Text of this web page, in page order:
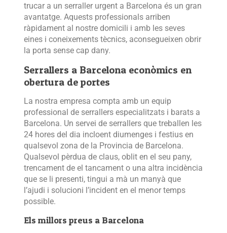
trucar a un serraller urgent a Barcelona és un gran
avantatge. Aquests professionals arriben
ràpidament al nostre domicili i amb les seves
eines i coneixements tècnics, aconsegueixen obrir
la porta sense cap dany.
Serrallers a Barcelona econòmics en
obertura de portes
La nostra empresa compta amb un equip
professional de serrallers especialitzats i barats a
Barcelona. Un servei de serrallers que treballen les
24 hores del dia incloent diumenges i festius en
qualsevol zona de la Provincia de Barcelona.
Qualsevol pèrdua de claus, oblit en el seu pany,
trencament de el tancament o una altra incidència
que se li presenti, tingui a mà un manyà que
l’ajudi i solucioni l’incident en el menor temps
possible.
Els millors preus a Barcelona